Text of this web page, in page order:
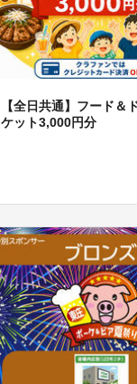
【全日共通】フード＆
ケット3,000円分